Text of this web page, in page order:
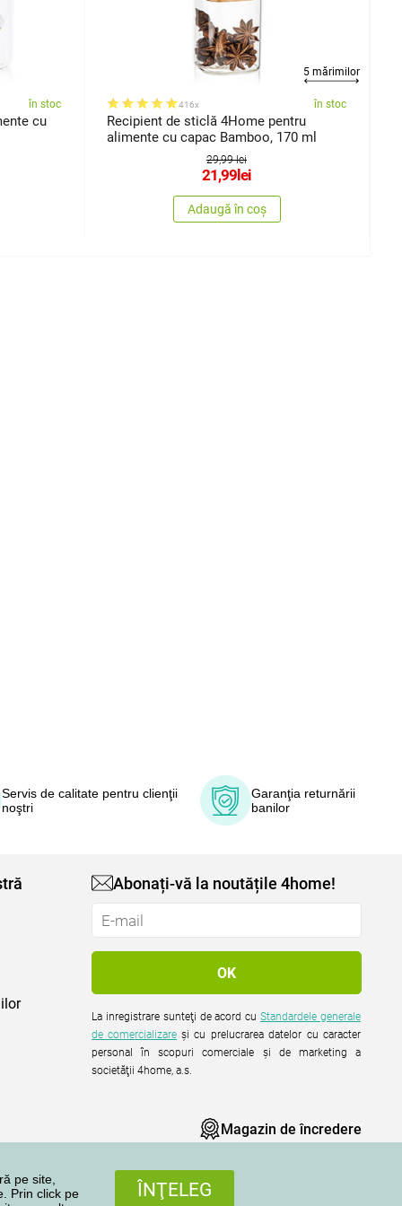
pe site,
Prin click pe
ÎNŢELEG
în stoc
cu
5 mărimilor
416x în stoc
Recipient de sticlă 4Home pentru
alimente cu capac Bamboo, 170 ml
29,99 lei
21,99lei
Adaugă în coș
Servis de calitate pentru clienţii
noştri
Garanţia returnării
banilor
Abonați-vă la noutățile 4home!
La inregistrare sunteţi de acord cuStandardele generale
de comercializare şi cu prelucrarea datelor cu caracter
personal în scopuri comerciale şi de marketing a
societăţii 4home, a.s.
Magazin de încredere